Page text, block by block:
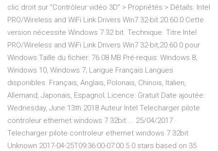
clic droit sur "Contrôleur vidéo 3D" > Propriétés > Détails. Intel
PRO/Wireless and WiFi Link Drivers Win7 32-bit 20.60.0 Cette
version nécessite Windows 7 32 bit. Technique. Titre Intel
PRO/Wireless and WiFi Link Drivers Win7 32-bit,20.60.0 pour
Windows Taille du fichier: 76.08 MB Pré-requis: Windows 8,
Windows 10, Windows 7; Langue Français Langues
disponibles. Français, Anglais, Polonais, Chinois, Italien,
Allemand, Japonais, Espagnol; Licence: Gratuit Date ajoutée:
Wednesday, June 13th 2018 Auteur Intel Telecharger pilote
controleur ethernet windows 7 32bit ... 25/04/2017 ·
Telecharger pilote controleur ethernet windows 7 32bit
Unknown 2017-04-25T09:36:00-07:00 5.0 stars based on 35